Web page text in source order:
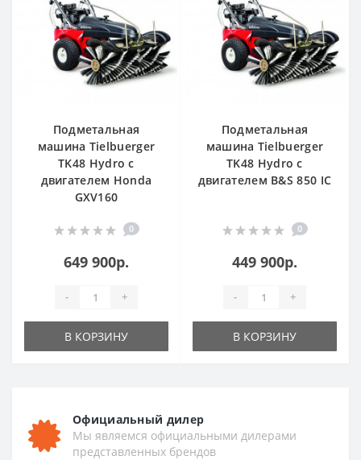
Подметальная
машина Tielbuerger
TK48 Hydro с
двигателем Honda
GXV160
0
649 900р.
- +
В КОРЗИНУ
Подметальная
машина Tielbuerger
TK48 Hydro с
двигателем B&S 850 IC
0
449 900р.
- +
В КОРЗИНУ
Официальный дилер
Мы являемся официальными дилерами
представленных брендов